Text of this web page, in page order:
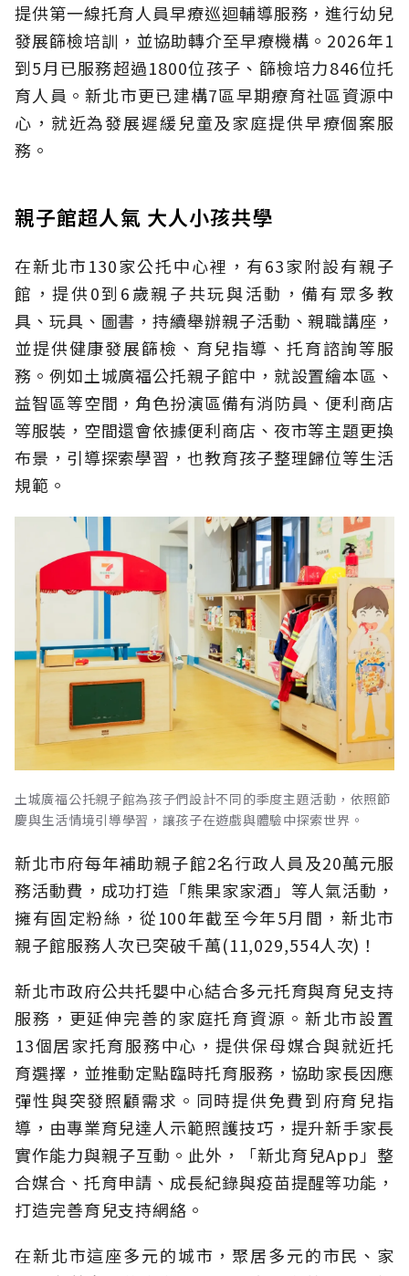
提供第一線托育人員早療巡迴輔導服務，進行幼兒
發展篩檢培訓，並協助轉介至早療機構。2026年1
到5月已服務超過1800位孩子、篩檢培力846位托
育人員。新北市更已建構7區早期療育社區資源中
心，就近為發展遲緩兒童及家庭提供早療個案服
務。
親子館超人氣 大人小孩共學
在新北市130家公托中心裡，有63家附設有親子
館，提供0到6歲親子共玩與活動，備有眾多教
具、玩具、圖書，持續舉辦親子活動、親職講座，
並提供健康發展篩檢、育兒指導、托育諮詢等服
務。例如土城廣福公托親子館中，就設置繪本區、
益智區等空間，角色扮演區備有消防員、便利商店
等服裝，空間還會依據便利商店、夜市等主題更換
布景，引導探索學習，也教育孩子整理歸位等生活
規範。
土城廣福公托親子館為孩子們設計不同的季度主題活動，依照節
慶與生活情境引導學習，讓孩子在遊戲與體驗中探索世界。
新北市府每年補助親子館2名行政人員及20萬元服
務活動費，成功打造「熊果家家酒」等人氣活動，
擁有固定粉絲，從100年截至今年5月間，新北市
親子館服務人次已突破千萬(11,029,554人次)！
新北市政府公共托嬰中心結合多元托育與育兒支持
服務，更延伸完善的家庭托育資源。新北市設置
13個居家托育服務中心，提供保母媒合與就近托
育選擇，並推動定點臨時托育服務，協助家長因應
彈性與突發照顧需求。同時提供免費到府育兒指
導，由專業育兒達人示範照護技巧，提升新手家長
實作能力與親子互動。此外，「新北育兒App」整
合媒合、托育申請、成長紀錄與疫苗提醒等功能，
打造完善育兒支持網絡。
在新北市這座多元的城市，聚居多元的市民、家